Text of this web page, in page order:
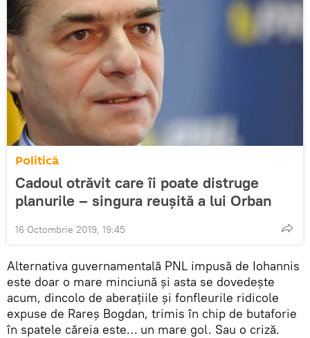
Politică
Cadoul otrăvit care îi poate distruge
planurile – singura reușită a lui Orban
16 Octombrie 2019, 19:45
Alternativa guvernamentală PNL impusă de Iohannis
este doar o mare minciună și asta se dovedește
acum, dincolo de aberațiile și fonfleurile ridicole
expuse de Rareș Bogdan, trimis în chip de butaforie
în spatele căreia este… un mare gol. Sau o criză.